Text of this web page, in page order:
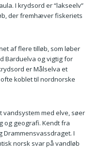
I krydsord er “lakseelv”
der fremhæver fiskeriets
af flere tilløb, som løber
Barduelva og vigtig for
er Målselva et
koblet til nordnorske
vandsystem med elve, søer
og geografi. Kendt fra
Drammensvassdraget. I
norsk svar på vandløb